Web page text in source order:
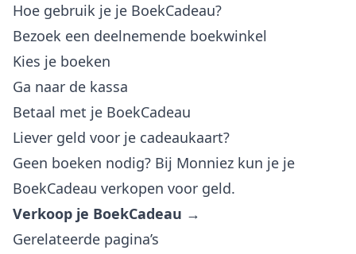
Hoe gebruik je je BoekCadeau?
Bezoek een deelnemende boekwinkel
Kies je boeken
Ga naar de kassa
Betaal met je BoekCadeau
Liever geld voor je cadeaukaart?
Geen boeken nodig? Bij Monniez kun je je
BoekCadeau verkopen voor geld.
Verkoop je BoekCadeau →
Gerelateerde pagina’s